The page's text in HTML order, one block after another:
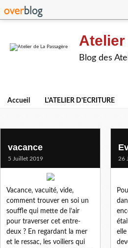
Atelier
Blog des
Accueil L'ATELIER D'ECRITURE
veronique m.
vacance
5 Juillet 2019
Vacance, vacuité, vide,
comment trouver en soi un
souffle qui mette de l’air
pour traverser cet entre-
deux ? En regardant la mer
et le ressac, les voiliers qui
26
elle